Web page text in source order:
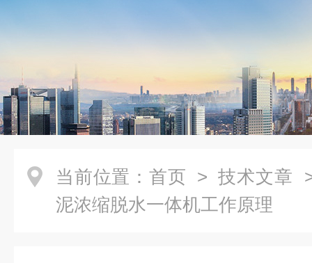
当前位置： 首页 > 技术文章
泥浓缩脱水一体机工作原理